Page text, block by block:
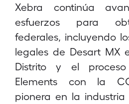
Xebra continúa
esfuerzos para
federales, incluyendo
legales de Desart MX
Distrito y el
Elements con la
pionera en la